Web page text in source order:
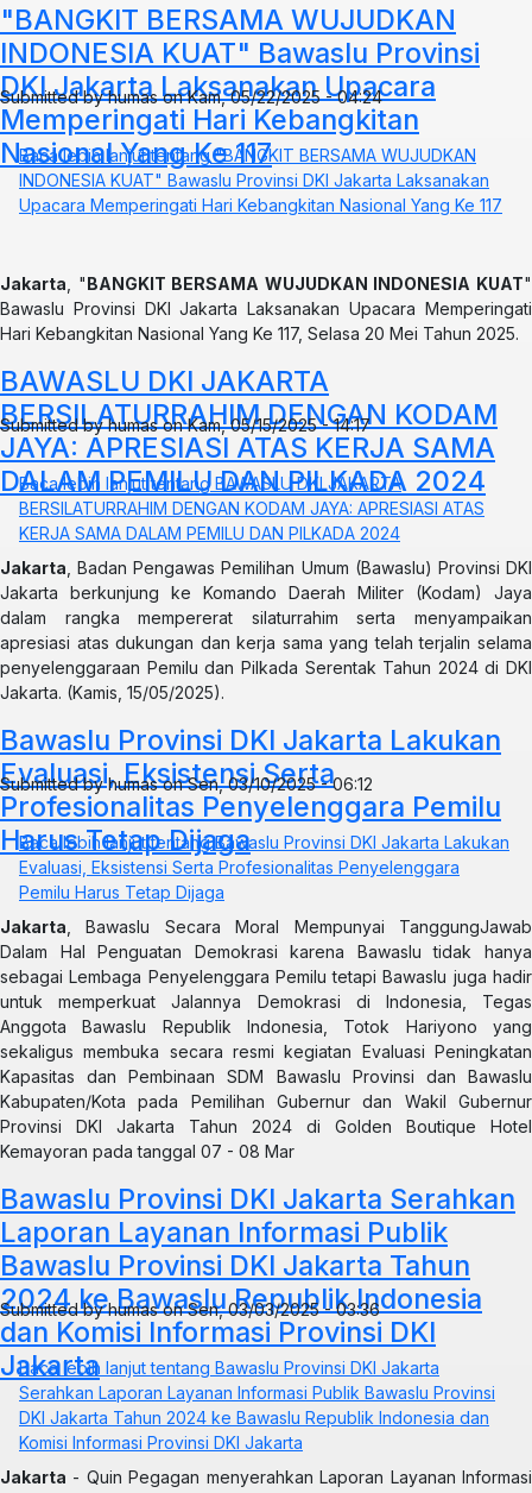
"BANGKIT BERSAMA WUJUDKAN
INDONESIA KUAT" Bawaslu Provinsi
DKI Jakarta Laksanakan Upacara
Memperingati Hari Kebangkitan
Nasional Yang Ke 117
Submitted byhumasonKam, 05/22/2025 - 04:24
Baca lebih lanjuttentang "BANGKIT BERSAMA WUJUDKAN
INDONESIA KUAT" Bawaslu Provinsi DKI Jakarta Laksanakan
Upacara Memperingati Hari Kebangkitan Nasional Yang Ke 117
Jakarta , "BANGKIT BERSAMA WUJUDKAN INDONESIA KUAT"
Bawaslu Provinsi DKI Jakarta Laksanakan Upacara Memperingati
Hari Kebangkitan Nasional Yang Ke 117, Selasa 20 Mei Tahun 2025.
BAWASLU DKI JAKARTA
BERSILATURRAHIM DENGAN KODAM
JAYA: APRESIASI ATAS KERJA SAMA
DALAM PEMILU DAN PILKADA 2024
Submitted byhumasonKam, 05/15/2025 - 14:17
Baca lebih lanjuttentang BAWASLU DKI JAKARTA
BERSILATURRAHIM DENGAN KODAM JAYA: APRESIASI ATAS
KERJA SAMA DALAM PEMILU DAN PILKADA 2024
Jakarta , Badan Pengawas Pemilihan Umum (Bawaslu) Provinsi DKI
Jakarta berkunjung ke Komando Daerah Militer (Kodam) Jaya
dalam rangka mempererat silaturrahim serta menyampaikan
apresiasi atas dukungan dan kerja sama yang telah terjalin selama
penyelenggaraan Pemilu dan Pilkada Serentak Tahun 2024 di DKI
Jakarta. (Kamis, 15/05/2025).
Bawaslu Provinsi DKI Jakarta Lakukan
Evaluasi, Eksistensi Serta
Profesionalitas Penyelenggara Pemilu
Harus Tetap Dijaga
Submitted byhumasonSen, 03/10/2025 - 06:12
Baca lebih lanjuttentang Bawaslu Provinsi DKI Jakarta Lakukan
Evaluasi, Eksistensi Serta Profesionalitas Penyelenggara
Pemilu Harus Tetap Dijaga
Jakarta , Bawaslu Secara Moral Mempunyai TanggungJawab
Dalam Hal Penguatan Demokrasi karena Bawaslu tidak hanya
sebagai Lembaga Penyelenggara Pemilu tetapi Bawaslu juga hadir
untuk memperkuat Jalannya Demokrasi di Indonesia, Tegas
Anggota Bawaslu Republik Indonesia, Totok Hariyono yang
sekaligus membuka secara resmi kegiatan Evaluasi Peningkatan
Kapasitas dan Pembinaan SDM Bawaslu Provinsi dan Bawaslu
Kabupaten/Kota pada Pemilihan Gubernur dan Wakil Gubernur
Provinsi DKI Jakarta Tahun 2024 di Golden Boutique Hotel
Kemayoran pada tanggal 07 - 08 Mar
Bawaslu Provinsi DKI Jakarta Serahkan
Laporan Layanan Informasi Publik
Bawaslu Provinsi DKI Jakarta Tahun
2024 ke Bawaslu Republik Indonesia
dan Komisi Informasi Provinsi DKI
Jakarta
Submitted byhumasonSen, 03/03/2025 - 03:36
Baca lebih lanjuttentang Bawaslu Provinsi DKI Jakarta
Serahkan Laporan Layanan Informasi Publik Bawaslu Provinsi
DKI Jakarta Tahun 2024 ke Bawaslu Republik Indonesia dan
Komisi Informasi Provinsi DKI Jakarta
Jakarta - Quin Pegagan menyerahkan Laporan Layanan Informasi